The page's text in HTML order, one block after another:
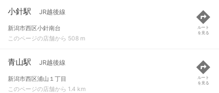
小針駅 JR越後線
新潟市西区小針南台
このページの店舗から 508 m
ルート
を見る
青山駅 JR越後線
新潟市西区浦山１丁目
このページの店舗から 1.4 km
ルート
を見る